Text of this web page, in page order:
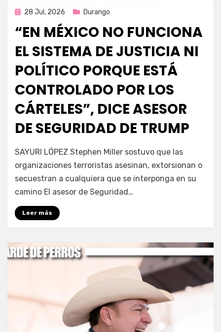
Publicada
28 Jul, 2026 Durango
“EN MÉXICO NO FUNCIONA
EL SISTEMA DE JUSTICIA NI
POLÍTICO PORQUE ESTÁ
CONTROLADO POR LOS
CÁRTELES”, DICE ASESOR
DE SEGURIDAD DE TRUMP
porFernando Miranda Servín
SAYURI LÓPEZ Stephen Miller sostuvo que las
organizaciones terroristas asesinan, extorsionan o
secuestran a cualquiera que se interponga en su
camino El asesor de Seguridad…
Leer más